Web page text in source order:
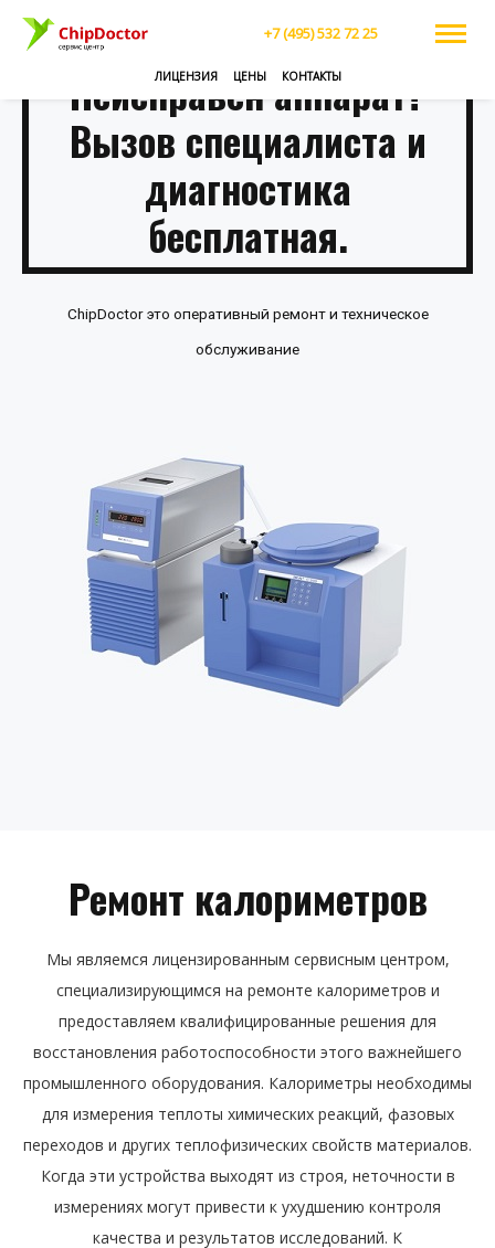
+7 (495) 532 72 25
ЛИЦЕНЗИЯ ЦЕНЫ КОНТАКТЫ
Неисправен аппарат?
Вызов специалиста и
диагностика
бесплатная.
ChipDoctor это оперативный ремонт и техническое
обслуживание
Ремонт калориметров
Мы являемся лицензированным сервисным центром,
специализирующимся на ремонте калориметров и
предоставляем квалифицированные решения для
восстановления работоспособности этого важнейшего
промышленного оборудования. Калориметры необходимы
для измерения теплоты химических реакций, фазовых
переходов и других теплофизических свойств материалов.
Когда эти устройства выходят из строя, неточности в
измерениях могут привести к ухудшению контроля
качества и результатов исследований. К